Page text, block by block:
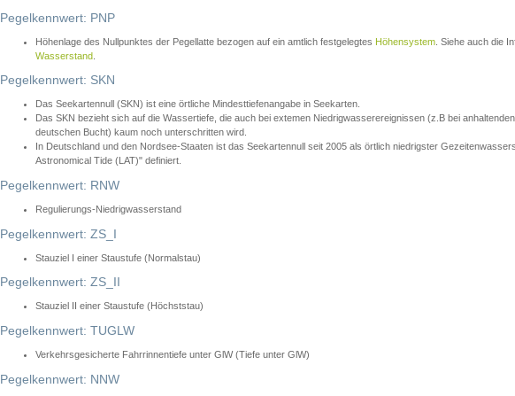
Pegelkennwert: PNP
Höhenlage des Nullpunktes der Pegellatte bezogen auf ein amtlich festgelegtes Höhensystem . Siehe auch die
Wasserstand
Pegelkennwert: SKN
Das Seekartennull (SKN) ist eine örtliche Mindesttiefenangabe in Seekarten.
Das SKN bezieht sich auf die Wassertiefe, die auch bei extemen Niedrigwasserereignissen (z.B bei
deutschen Bucht) kaum noch unterschritten wird.
In Deutschland und den Nordsee-Staaten ist das Seekartennull seit 2005 als örtlich niedrigster
Astronomical Tide (LAT)" definiert.
Pegelkennwert: RNW
Regulierungs-Niedrigwasserstand
Pegelkennwert: ZS_I
Stauziel I einer Staustufe (Normalstau)
Pegelkennwert: ZS_II
Stauziel II einer Staustufe (Höchststau)
Pegelkennwert: TUGLW
Verkehrsgesicherte Fahrrinnentiefe unter GlW (Tiefe unter GlW)
Pegelkennwert: NNW